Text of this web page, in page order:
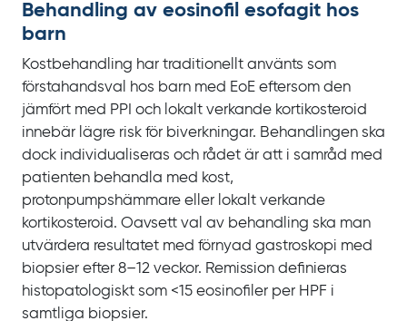
Behandling av eosinofil esofagit hos
barn
Kostbehandling har traditionellt använts som
förstahandsval hos barn med EoE eftersom den
jämfört med PPI och lokalt verkande kortikosteroid
innebär lägre risk för biverkningar. Behandlingen ska
dock individualiseras och rådet är att i samråd med
patienten behandla med kost,
protonpumpshämmare eller lokalt verkande
kortikosteroid. Oavsett val av behandling ska man
utvärdera resultatet med förnyad gastroskopi med
biopsier efter 8‍–‍12 veckor. Remission definieras
histopatologiskt som <15 eosinofiler per HPF i
samtliga biopsier.